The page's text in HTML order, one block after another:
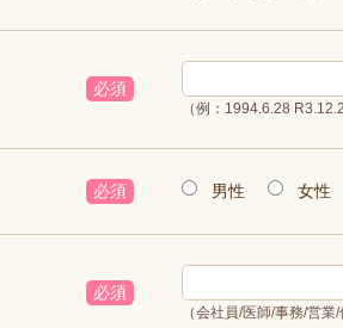
必須
（例：1994.6.28
必須 男性 女性
必須
（会社員/医師/事務/営